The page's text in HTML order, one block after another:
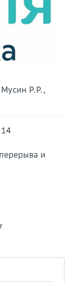
Р.Р.,
и